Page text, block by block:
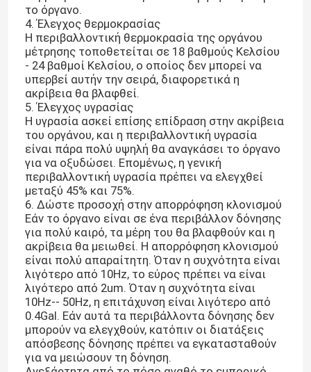
το όργανο.
4. Έλεγχος θερμοκρασίας
Η περιβαλλοντική θερμοκρασία της οργάνου
μέτρησης τοποθετείται σε 18 βαθμούς Κελσίου
- 24 βαθμοί Κελσίου, ο οποίος δεν μπορεί να
υπερβεί αυτήν την σειρά, διαφορετικά η
ακρίβεια θα βλαφθεί.
5. Έλεγχος υγρασίας
Η υγρασία ασκεί επίσης επίδραση στην ακρίβεια
του οργάνου, και η περιβαλλοντική υγρασία
είναι πάρα πολύ υψηλή θα αναγκάσει το όργανο
για να οξυδώσει. Επομένως, η γενική
περιβαλλοντική υγρασία πρέπει να ελεγχθεί
μεταξύ 45% και 75%.
6. Δώστε προσοχή στην απορρόφηση κλονισμού
Εάν το όργανο είναι σε ένα περιβάλλον δόνησης
για πολύ καιρό, τα μέρη του θα βλαφθούν και η
ακρίβεια θα μειωθεί. Η απορρόφηση κλονισμού
είναι πολύ απαραίτητη. Όταν η συχνότητα είναι
λιγότερο από 10Hz, το εύρος πρέπει να είναι
λιγότερο από 2um. Όταν η συχνότητα είναι
10Hz-- 50Hz, η επιτάχυνση είναι λιγότερο από
0.4Gal. Εάν αυτά τα περιβάλλοντα δόνησης δεν
μπορούν να ελεγχθούν, κατόπιν οι διατάξεις
απόσβεσης δόνησης πρέπει να εγκατασταθούν
για να μειώσουν τη δόνηση.